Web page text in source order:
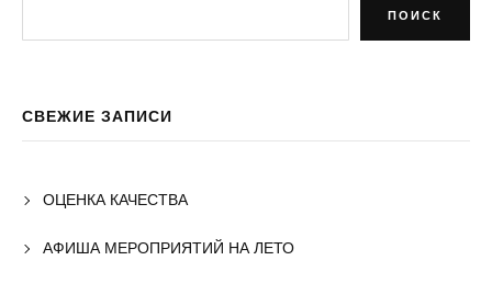
ПОИСК
СВЕЖИЕ ЗАПИСИ
ОЦЕНКА КАЧЕСТВА
АФИША МЕРОПРИЯТИЙ НА ЛЕТО